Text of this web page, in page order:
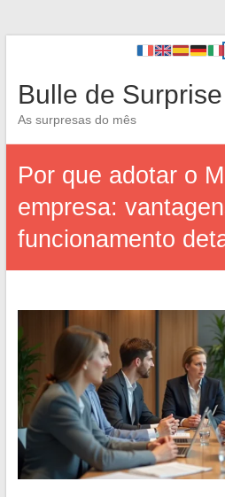
Bulle de Surprise
As surpresas do mês
Por que adotar o
empresa:
funcionamento